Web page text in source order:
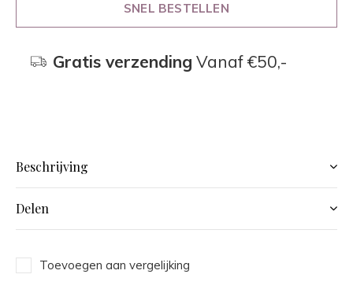
SNEL BESTELLEN
Gratis verzending Vanaf €50,-
Beschrijving
Delen
Toevoegen aan vergelijking